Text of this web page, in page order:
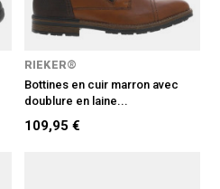
RIEKER®
Bottines en cuir marron avec
doublure en laine...
109,95 €